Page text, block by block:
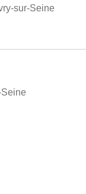
sur-Seine
Seine